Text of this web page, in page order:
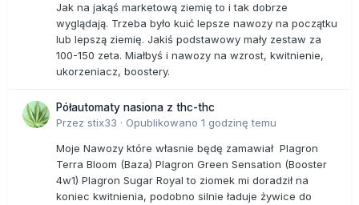
Jak na jakąś marketową ziemię to i tak dobrze
wyglądają. Trzeba było kuić lepsze nawozy na początku
lub lepszą ziemię. Jakiś podstawowy mały zestaw za
100-150 zeta. Miałbyś i nawozy na wzrost, kwitnienie,
ukorzeniacz, boostery.
Półautomaty nasiona z thc-thc
Przez stix33 · Opublikowano 1 godzinę temu
Moje Nawozy które własnie będę zamawiał Plagron
Terra Bloom (Baza) Plagron Green Sensation (Booster
4w1) Plagron Sugar Royal to ziomek mi doradził na
koniec kwitnienia, podobno silnie ładuje żywice do